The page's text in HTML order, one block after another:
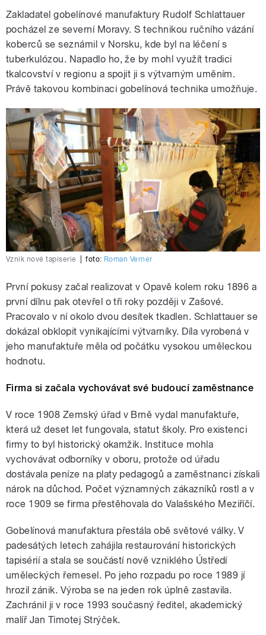
Zakladatel gobelínové manufaktury Rudolf Schlattauer
pocházel ze severní Moravy. S technikou ručního vázání
koberců se seznámil v Norsku, kde byl na léčení s
tuberkulózou. Napadlo ho, že by mohl využít tradici
tkalcovství v regionu a spojit ji s výtvarným uměním.
Právě takovou kombinaci gobelínová technika umožňuje.
Vznik nové tapiserie foto: Roman Verner
První pokusy začal realizovat v Opavě kolem roku 1896 a
první dílnu pak otevřel o tři roky později v Zašové.
Pracovalo v ní okolo dvou desítek tkadlen. Schlattauer se
dokázal obklopit vynikajícími výtvarníky. Díla vyrobená v
jeho manufaktuře měla od počátku vysokou uměleckou
hodnotu.
Firma si začala vychovávat své budoucí zaměstnance
V roce 1908 Zemský úřad v Brně vydal manufaktuře,
která už deset let fungovala, statut školy. Pro existenci
firmy to byl historický okamžik. Instituce mohla
vychovávat odborníky v oboru, protože od úřadu
dostávala peníze na platy pedagogů a zaměstnanci získali
nárok na důchod. Počet významných zákazníků rostl a v
roce 1909 se firma přestěhovala do Valašského Meziříčí.
Gobelínová manufaktura přestála obě světové války. V
padesátých letech zahájila restaurování historických
tapisérií a stala se součástí nově vzniklého Ústředí
uměleckých řemesel. Po jeho rozpadu po roce 1989 jí
hrozil zánik. Výroba se na jeden rok úplně zastavila.
Zachránil ji v roce 1993 současný ředitel, akademický
malíř Jan Timotej Strýček.